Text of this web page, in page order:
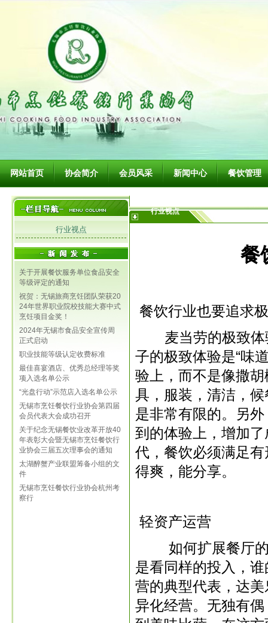
网站首页 协会简介 会员风采 新闻中心 餐饮管理
行业视点
关于开展餐饮服务单位食品安全
等级评定的通知
祝贺：无锡旅商烹饪团队荣获20
24年世界职业院校技能大赛中式
烹饪项目金奖！
2024年无锡市食品安全宣传周
正式启动
职业技能等级认定收费标准
最佳喜宴酒店、优秀总经理等奖
项入选名单公示
“光盘行动”示范店入选名单公示
无锡市烹饪餐饮行业协会第四届
会员代表大会成功召开
关于纪念无锡餐饮业改革开放40
年表彰大会暨无锡市烹饪餐饮行
业协会三届五次理事会的通知
太湖醉蟹产业联盟筹备小组的文
件
无锡市烹饪餐饮行业协会杭州考
察行
行业视点
餐
餐饮行业也要追求
麦当劳的极致体验
子的极致体验是“味
验上，而不是像撒
具，服装，清洁，
是非常有限的。另
到的体验上，增加
代，餐饮必须满足
得爽，能分享。
轻资产运营
如何扩展餐厅的
是看同样的投入，
营的典型代表，达
异化经营。无独有